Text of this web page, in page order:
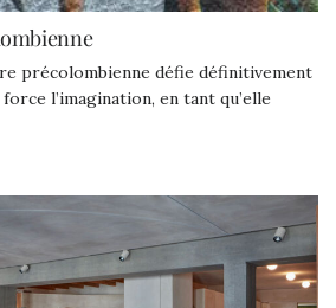
précolombienne défie définitivement
l’imagination, en tant qu’elle